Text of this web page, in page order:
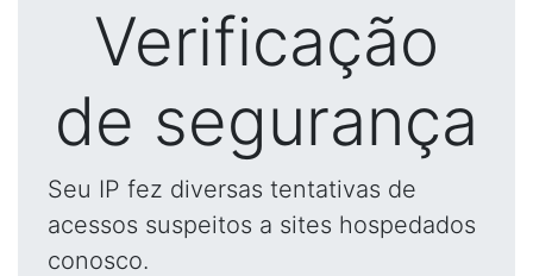
Verificação
de segurança
Seu IP fez diversas tentativas de
acessos suspeitos a sites hospedados
conosco.